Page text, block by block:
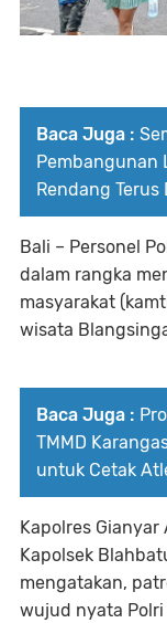
Baca Juga :
Pembangunan
Rendang Terus
Bali – Personel
dalam rangka
masyarakat
wisata
Baca Juga :
TMMD
untuk Cetak
Kapolres Gianyar
Kapolsek
mengatakan,
wujud nyata